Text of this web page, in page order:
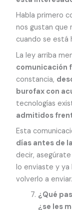
Habla primero
nos gustan que
cuando se está
La ley arriba
comunicación
constancia,
burofax con
tecnologías
admitidos
Esta
días antes de
decir,
lo enviaste y ya
volverlo a enviar.
¿Qué
¿se les